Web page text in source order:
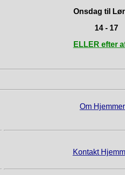
Onsdag til
14 - 17
ELLER efter
Om
Kontakt